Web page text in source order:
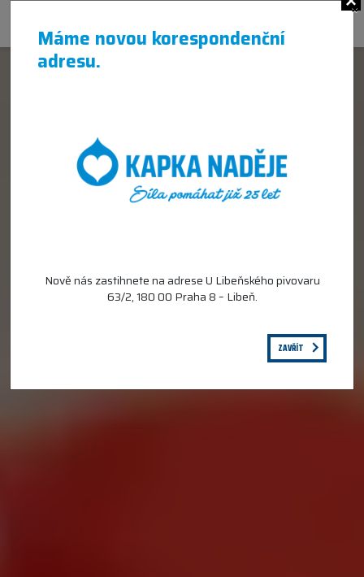
Máme novou korespondenční
adresu.
×
Nově nás zastihnete na adrese U Libeňského pivovaru
63/2, 180 00 Praha 8 – Libeň.
ZAVŘÍT